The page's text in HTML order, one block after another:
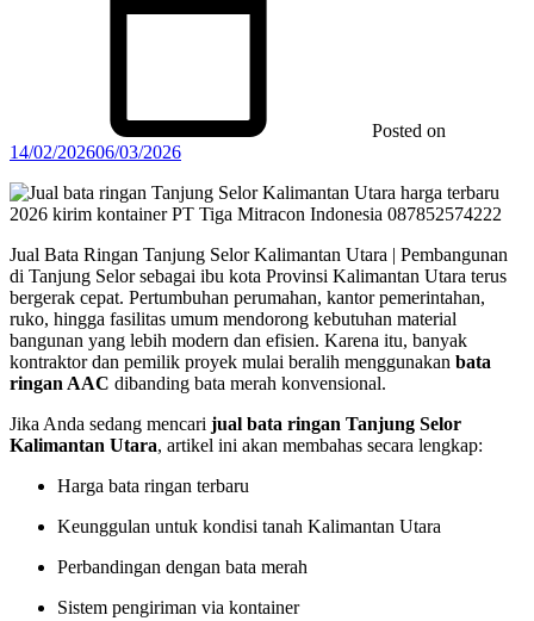
Posted on
14/02/202606/03/2026
Jual Bata Ringan Tanjung Selor Kalimantan Utara | Pembangunan
di Tanjung Selor sebagai ibu kota Provinsi Kalimantan Utara terus
bergerak cepat. Pertumbuhan perumahan, kantor pemerintahan,
ruko, hingga fasilitas umum mendorong kebutuhan material
bangunan yang lebih modern dan efisien. Karena itu, banyak
kontraktor dan pemilik proyek mulai beralih menggunakan bata
ringan AAC dibanding bata merah konvensional.
Jika Anda sedang mencari jual bata ringan Tanjung Selor
Kalimantan Utara, artikel ini akan membahas secara lengkap:
Harga bata ringan terbaru
Keunggulan untuk kondisi tanah Kalimantan Utara
Perbandingan dengan bata merah
Sistem pengiriman via kontainer